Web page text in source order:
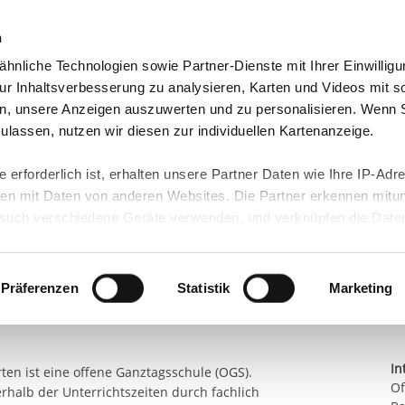
Technologien sowie Partner-Dienste mit Ihrer
Inhaltsverbesserung zu analysieren, Karten und Videos mit
unsere Anzeigen auszuwerten und zu personalisieren. Wenn
nutzen wir diesen zur individuellen Kartenanzeige.
erforderlich ist, erhalten unsere Partner Daten wie Ihre IP-
mit Daten von anderen Websites. Die Partner erkennen
verschiedene Geräte verwenden, und verknüpfen die Daten
Daten führen kann.
unserenDatenschutzhinweisenund in unsererCookie-
Funktionen für diese Zwecke aktiviert sind, müssen Sie
mittels nachfolgender Buttons über Ihre Einwilligung für
erteilte Einwilligung stets für die Zukunft widerrufen. Bitte
Präferenzen Statistik Marketing
& Angebote Presse & Themen Jobs & Karriere
E.V. OFFENE GANZTAGSSCHUL...
(OGS)
ist eine offene Ganztagsschule (OGS).
der Unterrichtszeiten durch fachlich